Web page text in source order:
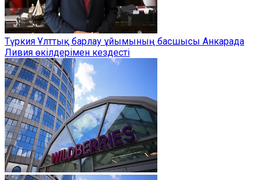
Түркия Ұлттық барлау ұйымының басшысы Анкарада
Ливия өкілдерімен кездесті